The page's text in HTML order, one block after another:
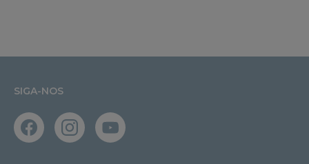
SIGA-NOS